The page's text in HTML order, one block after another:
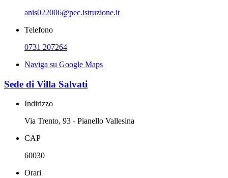
anis022006@pec.istruzione.it
Telefono
0731 207264
Naviga su Google Maps
Sede di Villa Salvati
Indirizzo
Via Trento, 93 - Pianello Vallesina
CAP
60030
Orari